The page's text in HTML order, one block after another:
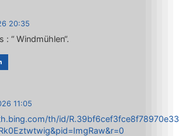
20:35
: “ Windmühlen“.
11:05
th/id/